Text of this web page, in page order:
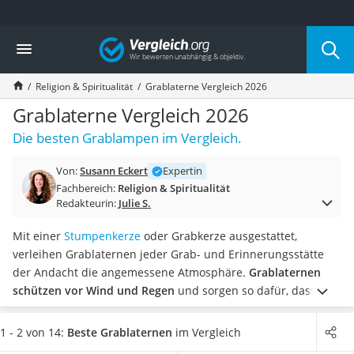
Die beliebtesten Vergleiche nach Kategorie
Freizeit & Sport
Gartentrampolin
Trampolin
Metalldetektor
Eufab-Fahrradträger
Trampolin 366 cm
Aluminium-Koffer
Futterboot
E-Bike-Dreirad
Trekkingschuhe Herren
Reisetasche mit Rollen
Klimmzugstation
Koffer
Nachtsichtgerät
Vergleich
Religion & Spiritualität Grablaterne Vergleich 2026
Grablaterne Vergleich 2026
Die besten Grablampen im Vergleich.
Von:Susann Eckert
Expertin
Fachbereich: Religion & Spiritualität
Redakteurin: Julie S.
Mit einer Stumpenkerze oder Grabkerze ausgestattet,
verleihen Grablaternen jeder Grab- und Erinnerungsstätte
der Andacht die angemessene Atmosphäre. Grablaternen
schützen vor Wind und Regen und sorgen so dafür, dass die
Kerzen ihre volle Brenndauer ausschöpfen können. Diverse
Online-Tests zeigen zudem, dass die Laternen
1 - 2 von 14: Beste Grablaternen im Vergleich